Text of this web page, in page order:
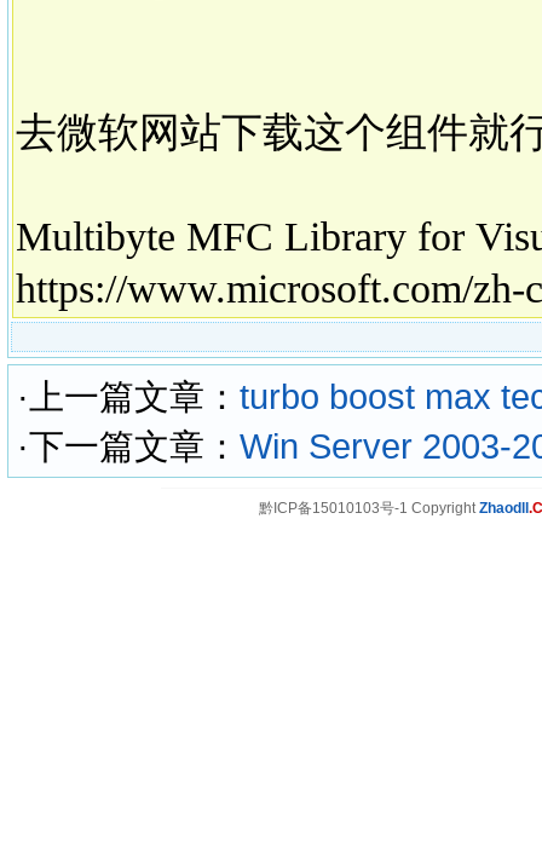
去微软网站下载这个组件就
Multibyte MFC Library for
https://www.microsoft.com/zh-
·上一篇文章： turbo boost max
·下一篇文章： Win Server 2003-
黔ICP备15010103号-1 CopyrightZhaodll